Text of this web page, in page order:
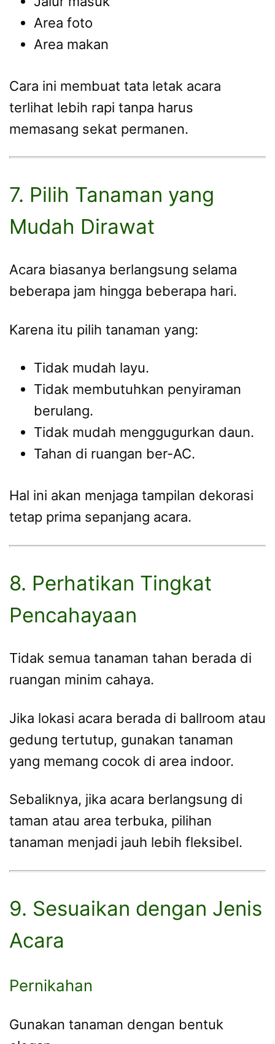
Area foto
Area makan
Cara ini membuat tata letak acara
terlihat lebih rapi tanpa harus
memasang sekat permanen.
7. Pilih Tanaman yang
Mudah Dirawat
Acara biasanya berlangsung selama
beberapa jam hingga beberapa hari.
Karena itu pilih tanaman yang:
Tidak mudah layu.
Tidak membutuhkan penyiraman
berulang.
Tidak mudah menggugurkan daun.
Tahan di ruangan ber-AC.
Hal ini akan menjaga tampilan dekorasi
tetap prima sepanjang acara.
8. Perhatikan Tingkat
Pencahayaan
Tidak semua tanaman tahan berada di
ruangan minim cahaya.
Jika lokasi acara berada di ballroom atau
gedung tertutup, gunakan tanaman
yang memang cocok di area indoor.
Sebaliknya, jika acara berlangsung di
taman atau area terbuka, pilihan
tanaman menjadi jauh lebih fleksibel.
9. Sesuaikan dengan Jenis
Acara
Pernikahan
Gunakan tanaman dengan bentuk